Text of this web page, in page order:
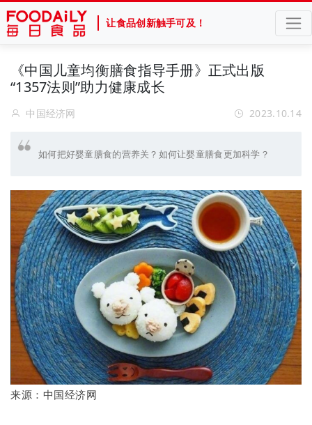
让食品创新触手可及！
《中国儿童均衡膳食指导手册》正式出版
“1357法则”助力健康成长
中国经济网 2023.10.14
如何把好婴童膳食的营养关？如何让婴童膳食更加科学？
来源：中国经济网